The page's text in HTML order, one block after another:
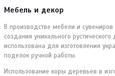
Мебель и декор
В производстве мебели и
создания уникального
использована для изготовления
поделок ручной работы.
Использование коры деревьев в